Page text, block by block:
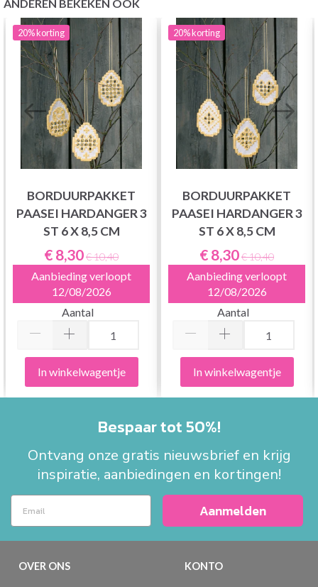
ANDEREN BEKEKEN OOK
20%korting
BORDUURPAKKET
PAASEI HARDANGER 3
ST 6 X 8,5 CM
€ 8,30€ 10,40
Aanbieding verloopt
12/08/2026
Aantal
In winkelwagentje
20%korting
BORDUURPAKKET
PAASEI HARDANGER 3
ST 6 X 8,5 CM
€ 8,30€ 10,40
Aanbieding verloopt
12/08/2026
Aantal
In winkelwagentje
Bespaar tot 50%!
Ontvang onze gratis nieuwsbrief en krijg
inspiratie, aanbiedingen en kortingen!
Aanmelden
OVER ONS KONTO